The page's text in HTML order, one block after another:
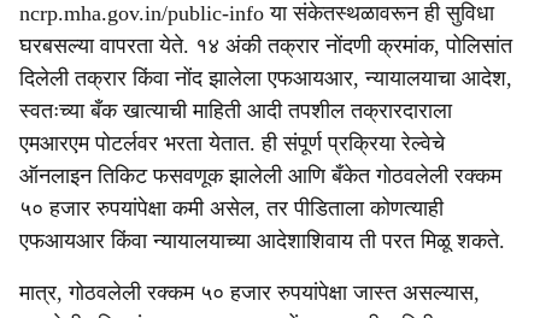
ncrp.mha.gov.in/public-info या संकेतस्थळावरून ही सुविधा
घरबसल्या वापरता येते. १४ अंकी तक्रार नोंदणी क्रमांक, पोलिसांत
दिलेली तक्रार किंवा नोंद झालेला एफआयआर, न्यायालयाचा आदेश,
स्वतःच्या बँक खात्याची माहिती आदी तपशील तक्रारदाराला
एमआरएम पोटर्लवर भरता येतात. ही संपूर्ण प्रक्रिया रेल्वेचे
ऑनलाइन तिकिट फसवणूक झालेली आणि बँकेत गोठवलेली रक्कम
५० हजार रुपयांपेक्षा कमी असेल, तर पीडिताला कोणत्याही
एफआयआर किंवा न्यायालयाच्या आदेशाशिवाय ती परत मिळू शकते.
मात्र, गोठवलेली रक्कम ५० हजार रुपयांपेक्षा जास्त असल्यास,